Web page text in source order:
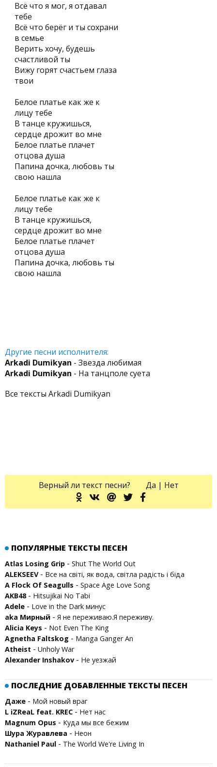
Всё что я мог, я отдавал
тебе
Всё что берёг и ты сохрани
в семье
Верить хочу, будешь
счастливой ты
Вижу горят счастьем глаза
твои
Белое платье как же к
лицу тебе
В танце кружишься,
сердце дрожит во мне
Белое платье плачет
отцова душа
Папина дочка, любовь ты
свою нашла
Белое платье как же к
лицу тебе
В танце кружишься,
сердце дрожит во мне
Белое платье плачет
отцова душа
Папина дочка, любовь ты
свою нашла
Другие песни исполнителя:
Arkadi Dumikyan - Звезда любимая
Arkadi Dumikyan - На танцполе суета
Все тексты Arkadi Dumikyan
Верный ли текст песни? Да | Нет
ПОПУЛЯРНЫЕ ТЕКСТЫ ПЕСЕН
Atlas Losing Grip - Shut The World Out
ALEKSEEV- Все на світі, як вода, світла радість і біда
A Flock Of Seagulls - Space Age Love Song
AKB48- Hitsujikai No Tabi
Adele - Love in the Dark минус
aka Мирный - Я не переживаю.Я переживу.
Alicia Keys - Not Even The King
Agnetha Faltskog - Manga Ganger An
Atheist - Unholy War
Alexander Inshakov - Не уезжай
ПОСЛЕДНИЕ ДОБАВЛЕННЫЕ ТЕКСТЫ ПЕСЕН
Даже - Мой новый враг
L iZReaL feat. KREC - Нет нас
Magnum Opus - Куда мы все бежим
Шура Журавлева - Неон
Nathaniel Paul - The World We're Living In